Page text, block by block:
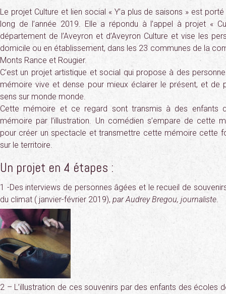
Le projet Culture et lien social « Y’a plus de saisons » est
long de l’année 2019. Elle a répondu à l’appel à projet «
département de l’Aveyron et d’Aveyron Culture et vise les
domicile ou en établissement, dans les 23 communes de la
Monts Rance et Rougier.
C’est un projet artistique et social qui propose à des
mémoire vive et dense pour mieux éclairer le présent, et de
sens sur monde monde.
Cette mémoire et ce regard sont transmis à des enfants
mémoire par l’illustration. Un comédien s’empare de cette
pour créer un spectacle et transmettre cette mémoire cette
sur le territoire.
Un projet en 4 étapes :
1 -Des interviews de personnes âgées et le recueil de
du climat ( janvier-février 2019), par Audrey Bregou, journaliste.
2 – L’illustration de ces souvenirs par des enfants des écoles